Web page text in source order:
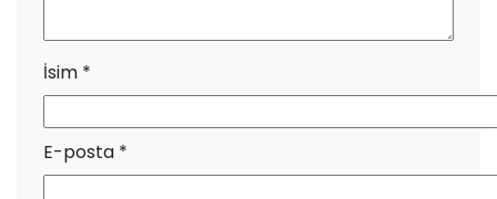
İsim *
E-posta *